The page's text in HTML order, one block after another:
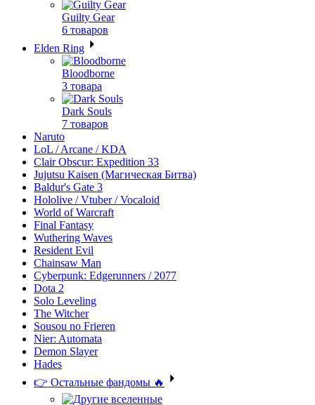
Guilty Gear
6 товаров
Elden Ring
Bloodborne
3 товара
Dark Souls
7 товаров
Naruto
LoL / Arcane / KDA
Clair Obscur: Expedition 33
Jujutsu Kaisen (Магическая Битва)
Baldur's Gate 3
Hololive / Vtuber / Vocaloid
World of Warcraft
Final Fantasy
Wuthering Waves
Resident Evil
Chainsaw Man
Cyberpunk: Edgerunners / 2077
Dota 2
Solo Leveling
The Witcher
Sousou no Frieren
Nier: Automata
Demon Slayer
Hades
👉 Остальные фандомы 🔥